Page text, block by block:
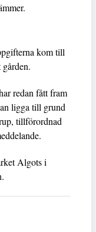
kom till
redan fått fram
ligga till grund
tillförordnad
Algots i